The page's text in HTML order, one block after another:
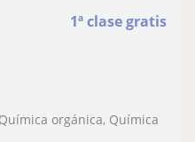
1ª clase gratis
orgánica, Química